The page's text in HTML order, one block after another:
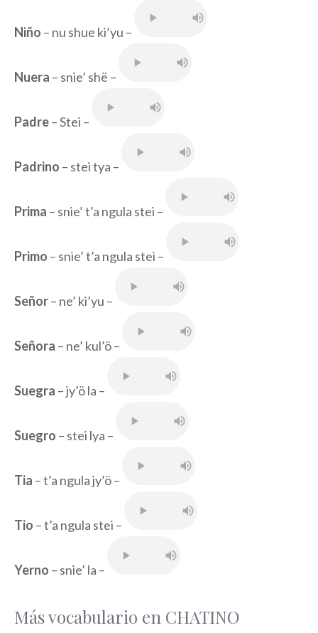
Niño – nu shue ki’yu –
Nuera – snie’ shë –
Padre– Stei –
Padrino – stei tya –
Prima – snie’ t’a ngula stei –
Primo – snie’ t’a ngula stei –
Señor– ne’ ki’yu –
Señora – ne’ kul’ö –
Suegra – jy’ö la –
Suegro – stei lya –
Tia – t’a ngula jy’ö –
Tio – t’a ngula stei –
Yerno – snie’ la –
Más vocabulario en CHATINO